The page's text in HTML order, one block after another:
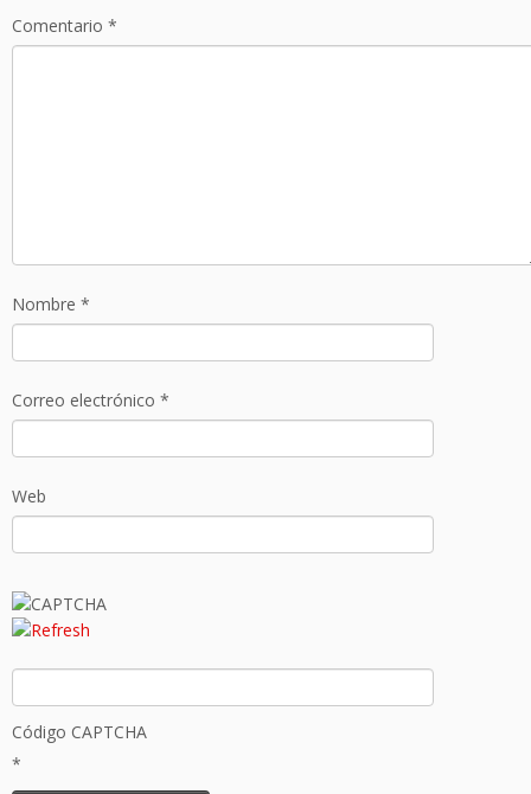
Comentario *
Nombre *
Correo electrónico *
Web
Código CAPTCHA
*